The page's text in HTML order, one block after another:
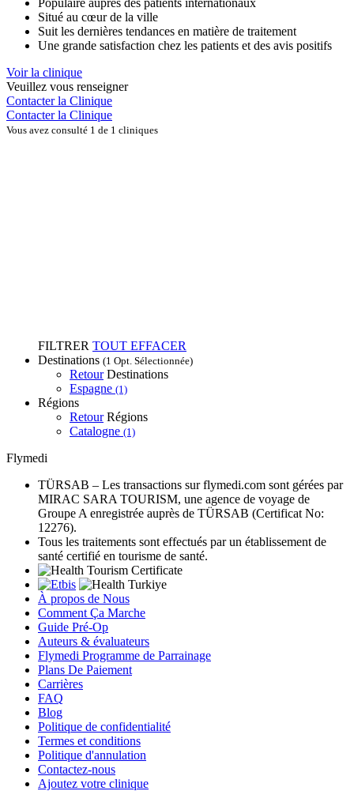
Situé au cœur de la ville
Suit les dernières tendances en matière de traitement
Une grande satisfaction chez les patients et des avis positifs
Voir la clinique
Veuillez vous renseigner
Contacter la Clinique
Contacter la Clinique
Vous avez consulté 1 de 1 cliniques
FILTRER TOUT EFFACER
Destinations (1 Opt. Sélectionnée)
Retour Destinations
Espagne (1)
Régions
Retour Régions
Catalogne (1)
Flymedi
TÜRSAB – Les transactions sur flymedi.com sont gérées par
MIRAC SARA TOURISM, une agence de voyage de
Groupe A enregistrée auprès de TÜRSAB (Certificat No:
12276).
Tous les traitements sont effectués par un établissement de
santé certifié en tourisme de santé.
À propos de Nous
Comment Ça Marche
Guide Pré-Op
Auteurs & évaluateurs
Flymedi Programme de Parrainage
Plans De Paiement
Carrières
FAQ
Blog
Politique de confidentialité
Termes et conditions
Politique d'annulation
Contactez-nous
Ajoutez votre clinique